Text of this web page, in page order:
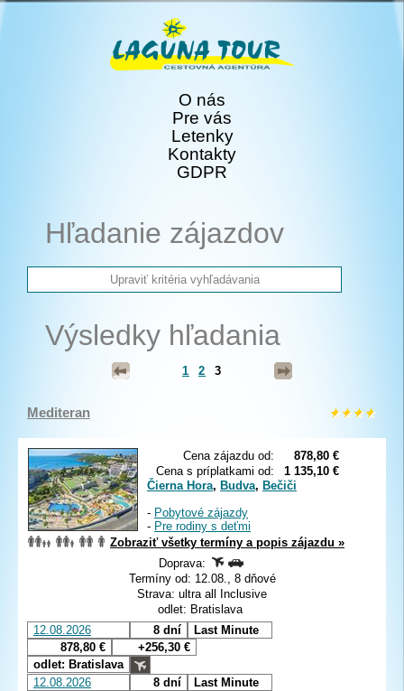
O nás
Pre vás
Letenky
Kontakty
GDPR
Hľadanie zájazdov
Výsledky hľadania
1 2 3
Mediteran
Cena zájazdu od:
878,80 €
Cena s príplatkami od:
1 135,10 €
Čierna Hora, Budva, Bečiči
- Pobytové zájazdy
- Pre rodiny s deťmi
Zobraziť všetky termíny a popis zájazdu »
Doprava:
Termíny od: 12.08., 8 dňové
Strava: ultra all Inclusive
odlet: Bratislava
12.08.2026
8 dní
Last Minute
878,80 €
+256,30 €
odlet: Bratislava
12.08.2026
8 dní
Last Minute